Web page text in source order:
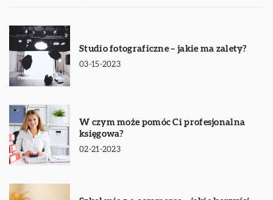
Studio fotograficzne – jakie ma zalety?
03-15-2023
W czym może pomóc Ci profesjonalna
księgowa?
02-21-2023